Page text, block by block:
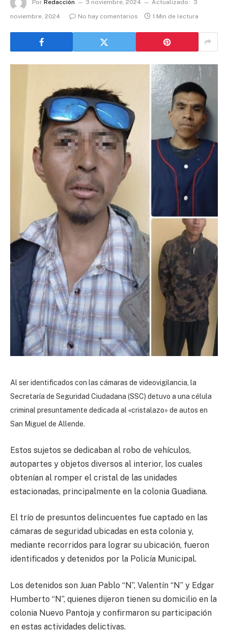
Por Redacción 3 noviembre, 2024 Actualizado:
3
noviembre, 2024
No hay comentarios 1 Min de lectura
Al ser identificados con las cámaras de videovigilancia, la
Secretaría de Seguridad Ciudadana (SSC) detuvo a una célula
criminal presuntamente dedicada al «cristalazo» de autos en
San Miguel de Allende.
Estos sujetos se dedicaban al robo de vehículos,
autopartes y objetos diversos al interior, los cuales
obtenían al romper el cristal de las unidades
estacionadas, principalmente en la colonia Guadiana.
El trío de presuntos delincuentes fue captado en las
cámaras de seguridad ubicadas en esta colonia y,
mediante recorridos para lograr su ubicación, fueron
identificados y detenidos por la Policía Municipal.
Los detenidos son Juan Pablo “N”, Valentín “N” y Edgar
Humberto “N”, quienes dijeron tienen su domicilio en la
colonia Nuevo Pantoja y confirmaron su participación
en estas actividades delictivas.